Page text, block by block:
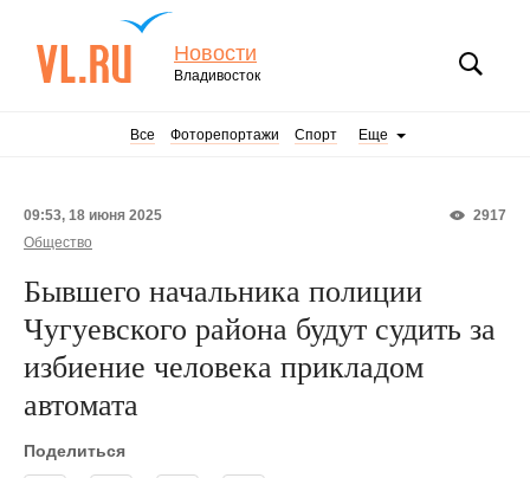
Новости
Владивосток
Все Фоторепортажи Спорт Еще
2917
09:53, 18 июня 2025
Общество
Бывшего начальника полиции
Чугуевского района будут судить за
избиение человека прикладом
автомата
Поделиться